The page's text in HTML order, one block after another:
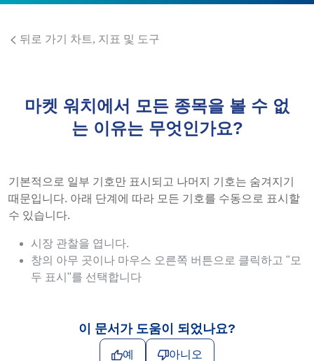
뒤로 가기 차트, 지표 및 도구
마켓 워치에서 모든 종목을 볼 수 없
는 이유는 무엇인가요?
기본적으로 일부 기호만 표시되고 나머지 기호는 숨겨지기
때문입니다. 아래 단계에 따라 모든 기호를 수동으로 표시할
수 있습니다.
시장 관찰을 엽니다.
창의 아무 곳이나 마우스 오른쪽 버튼으로 클릭하고 "모
두 표시"를 선택합니다
이 문서가 도움이 되었나요?
예 아니오